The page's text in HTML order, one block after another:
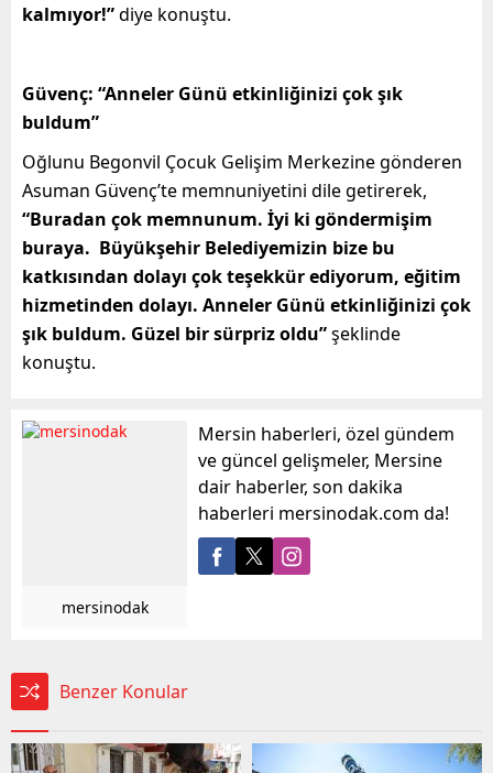
kalmıyor!”diye konuştu.
Güvenç: “Anneler Günü etkinliğinizi çok şık
buldum”
Oğlunu Begonvil Çocuk Gelişim Merkezine gönderen
Asuman Güvenç’te memnuniyetini dile getirerek,
“Buradan çok memnunum. İyi ki göndermişim
buraya. Büyükşehir Belediyemizin bize bu
katkısından dolayı çok teşekkür ediyorum, eğitim
hizmetinden dolayı. Anneler Günü etkinliğinizi çok
şık buldum. Güzel bir sürpriz oldu”şeklinde
konuştu.
mersinodak
Mersin haberleri, özel gündem
ve güncel gelişmeler, Mersine
dair haberler, son dakika
haberleri mersinodak.com da!
Benzer Konular